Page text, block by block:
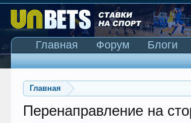
Главная
Перенаправление на
Главная Форум Блоги